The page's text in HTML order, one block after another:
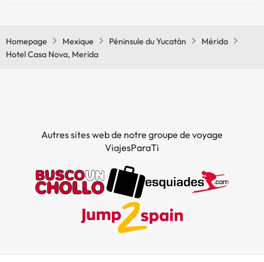
Homepage Mexique Péninsule du Yucatán
Mérida
Hotel Casa Nova, Merida
Autres sites web de notre groupe de voyage
ViajesParaTi